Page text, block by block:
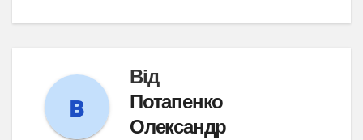
Від
Потапенко
Олександр